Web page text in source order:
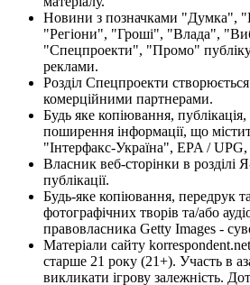
Новини з позначками "Думка",
"Регіони", "Гроші", "Влада",
"Спецпроекти", "Промо"
реклами.
Розділ Спецпроекти створюється
комерційними партнерами.
Будь яке копіювання,
поширення інформації, що
"Інтерфакс-Україна", EPA / UPG,
Власник веб-сторінки в розділі
публікації.
Будь-яке копіювання, передрук
фотографічних творів та/або
правовласника Getty Images -
Матеріали сайту
старше 21 року (21+). Участь в
викликати ігрову залежність.